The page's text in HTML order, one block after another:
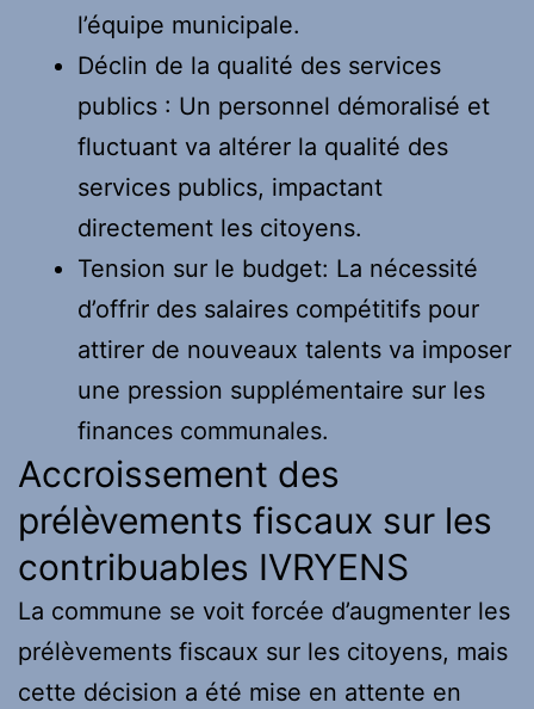
l’équipe municipale.
Déclin de la qualité des services
publics : Un personnel démoralisé et
fluctuant va altérer la qualité des
services publics, impactant
directement les citoyens.
Tension sur le budget: La nécessité
d’offrir des salaires compétitifs pour
attirer de nouveaux talents va imposer
une pression supplémentaire sur les
finances communales.
Accroissement des
prélèvements fiscaux sur les
contribuables IVRYENS
La commune se voit forcée d’augmenter les
prélèvements fiscaux sur les citoyens, mais
cette décision a été mise en attente en